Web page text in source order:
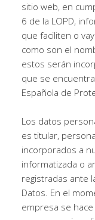
sitio web, en
6 de la LOPD,
que faciliten o
como son el
estos serán
que se
Española de
Los datos
es titular,
incorporados a
informatizada o
registradas ante
Datos. En el
empresa se